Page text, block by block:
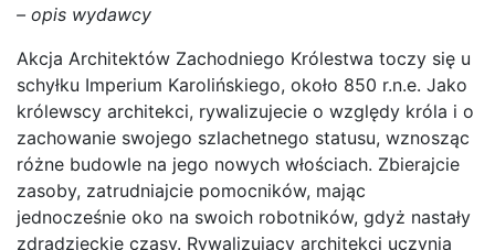
– opis wydawcy
Akcja Architektów Zachodniego Królestwa toczy się u
schyłku Imperium Karolińskiego, około 850 r.n.e. Jako
królewscy architekci, rywalizujecie o względy króla i o
zachowanie swojego szlachetnego statusu, wznosząc
różne budowle na jego nowych włościach. Zbierajcie
zasoby, zatrudniajcie pomocników, mając
jednocześnie oko na swoich robotników, gdyż nastały
zdradzieckie czasy. Rywalizujący architekci uczynią